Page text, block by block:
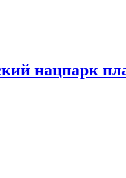
нацпарк